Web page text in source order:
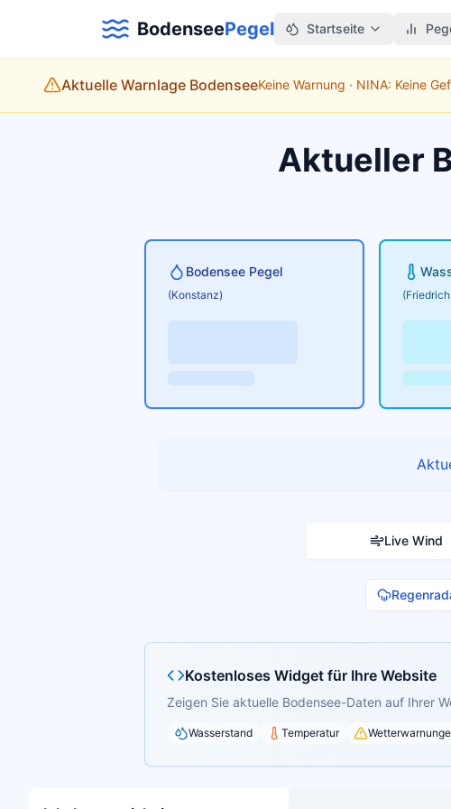
BodenseePegel Startseite
Aktuelle Warnlage BodenseeKeine Warnung · NINA: Keine
Aktueller
Bodensee Pegel
(Konstanz)
Live Wind
Kostenloses Widget für Ihre Website
Zeigen Sie aktuelle Bodensee-Daten auf Ihrer
Wasserstand Temperatur